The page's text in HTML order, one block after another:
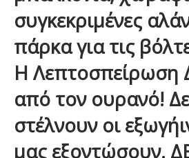
συγκεκριμένες
πάρκα για τις
Η Λεπτοσπείρωση
από τον ουρανό!
στέλνουν οι
μας εξοντώσουν.